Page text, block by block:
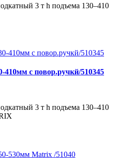
3 т h подъема 130–410
410мм с повор.ручкй/510345
3 т h подъема 130–410